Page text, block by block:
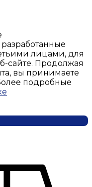
лицами, для
сайте. Продолжая
вы принимаете
подробные